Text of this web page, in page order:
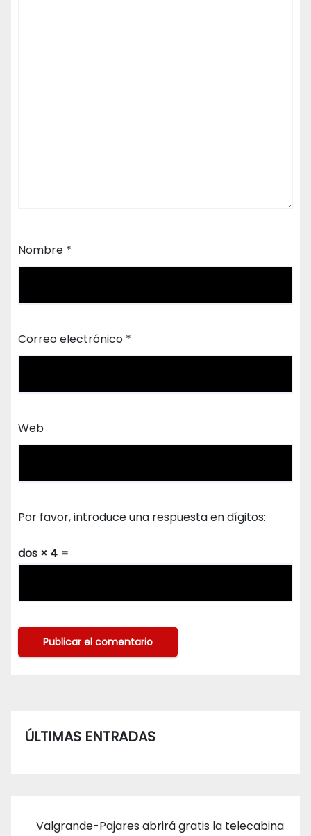
Nombre *
Correo electrónico *
Web
Por favor, introduce una respuesta en dígitos:
dos × 4 =
ÚLTIMAS ENTRADAS
Valgrande-Pajares abrirá gratis la telecabina